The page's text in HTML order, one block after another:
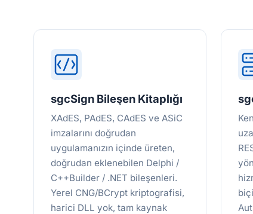
sgcSign Bileşen Kitaplığı
XAdES, PAdES, CAdES ve ASiC
imzalarını doğrudan
uygulamanızın içinde üreten,
doğrudan eklenebilen Delphi /
C++Builder / .NET bileşenleri.
Yerel CNG/BCrypt kriptografisi,
harici DLL yok, tam kaynak